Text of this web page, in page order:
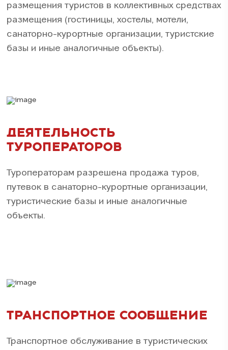
размещения туристов в коллективных средствах
размещения (гостиницы, хостелы, мотели,
санаторно-курортные организации, туристские
базы и иные аналогичные объекты).
ДЕЯТЕЛЬНОСТЬ
ТУРОПЕРАТОРОВ
Туроператорам разрешена продажа туров,
путевок в санаторно-курортные организации,
туристические базы и иные аналогичные
объекты.
ТРАНСПОРТНОЕ СООБЩЕНИЕ
Транспортное обслуживание в туристических